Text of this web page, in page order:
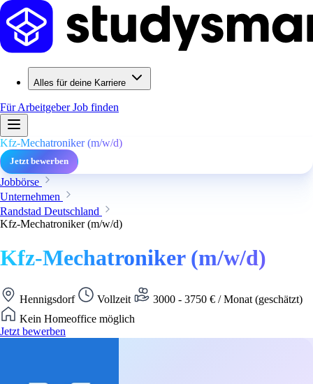
Alles für deine Karriere
Für ArbeitgeberJob finden
Kfz-Mechatroniker (m/w/d)
Jetzt bewerben
Jobbörse
Unternehmen
Randstad Deutschland
Kfz-Mechatroniker (m/w/d)
Kfz-Mechatroniker (m/w/d)
Hennigsdorf Vollzeit
3000 - 3750 € / Monat (geschätzt)
Kein Homeoffice möglich
Jetzt bewerben